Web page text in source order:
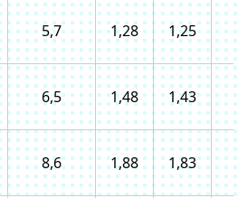
5,7 1,28 1,25
6,5 1,48 1,43
8,6 1,88 1,83